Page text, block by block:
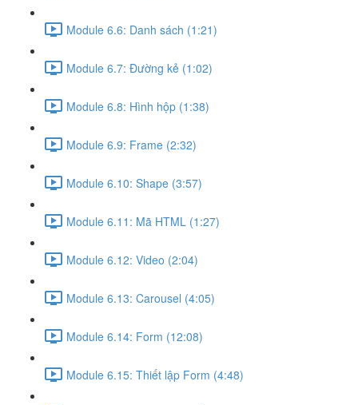
Module 6.6: Danh sách (1:21)
Module 6.7: Đường kẻ (1:02)
Module 6.8: Hình hộp (1:38)
Module 6.9: Frame (2:32)
Module 6.10: Shape (3:57)
Module 6.11: Mã HTML (1:27)
Module 6.12: Video (2:04)
Module 6.13: Carousel (4:05)
Module 6.14: Form (12:08)
Module 6.15: Thiết lập Form (4:48)